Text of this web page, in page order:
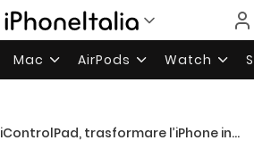
Mac AirPods Watch
iControlPad, trasformare l’iPhone in una console portatile